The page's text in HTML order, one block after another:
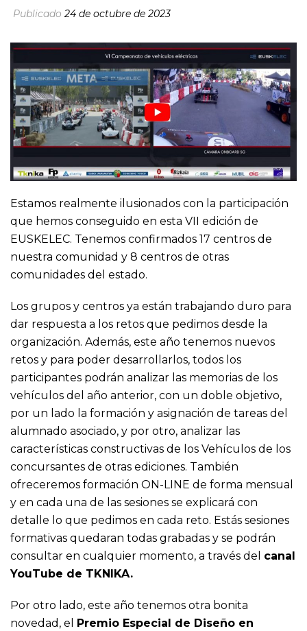
Publicado24 de octubre de 2023
Estamos realmente ilusionados con la participación
que hemos conseguido en esta VII edición de
EUSKELEC. Tenemos confirmados 17 centros de
nuestra comunidad y 8 centros de otras
comunidades del estado.
Los grupos y centros ya están trabajando duro para
dar respuesta a los retos que pedimos desde la
organización. Además, este año tenemos nuevos
retos y para poder desarrollarlos, todos los
participantes podrán analizar las memorias de los
vehículos del año anterior, con un doble objetivo,
por un lado la formación y asignación de tareas del
alumnado asociado, y por otro, analizar las
características constructivas de los Vehículos de los
concursantes de otras ediciones. También
ofreceremos formación ON-LINE de forma mensual
y en cada una de las sesiones se explicará con
detalle lo que pedimos en cada reto. Estás sesiones
formativas quedaran todas grabadas y se podrán
consultar en cualquier momento, a través del canal
YouTube de TKNIKA.
Por otro lado, este año tenemos otra bonita
novedad, el Premio Especial de Diseño en